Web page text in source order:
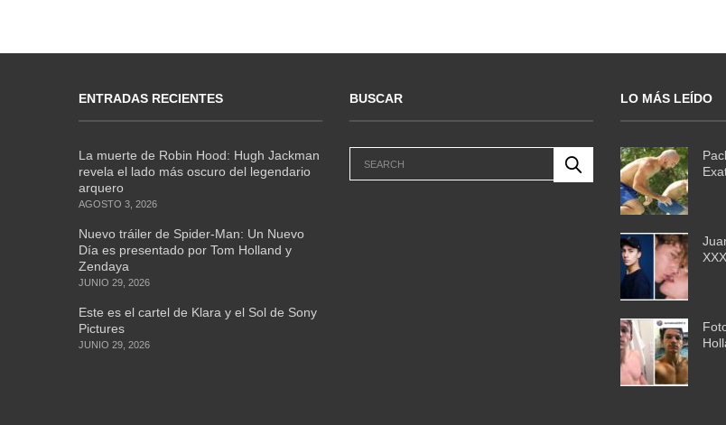
ENTRADAS RECIENTES
La muerte de Robin Hood: Hugh Jackman
revela el lado más oscuro del legendario
arquero
AGOSTO 3, 2026
Nuevo tráiler de Spider-Man: Un Nuevo
Día es presentado por Tom Holland y
Zendaya
JUNIO 29, 2026
Este es el cartel de Klara y el Sol de Sony
Pictures
JUNIO 29, 2026
BUSCAR LO MÁS LEÍDO
XXX